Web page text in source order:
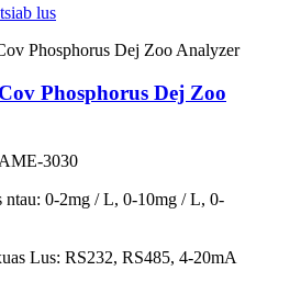
lus
Phosphorus Dej Zoo
3030
0-2mg / L, 0-10mg / L, 0-
Lus: RS232, RS485, 4-20mA